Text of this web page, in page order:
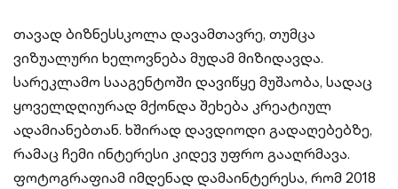
თავად ბიზნესსკოლა დავამთავრე, თუმცა
ვიზუალური ხელოვნება მუდამ მიზიდავდა.
სარეკლამო სააგენტოში დავიწყე მუშაობა, სადაც
ყოველდღიურად მქონდა შეხება კრეატიულ
ადამიანებთან. ხშირად დავდიოდი გადაღებებზე,
რამაც ჩემი ინტერესი კიდევ უფრო გააღრმავა.
ფოტოგრაფიამ იმდენად დამაინტერესა, რომ 2018